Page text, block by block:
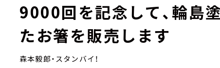
9000回を記念して、輪島
たお箸を販売します
森本毅郎・スタンバイ！